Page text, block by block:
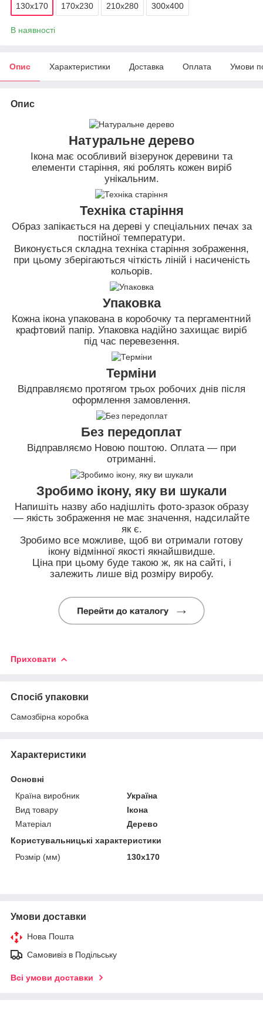
130х170 170х230 210х280 300х400
В наявності
Опис Характеристики Доставка Оплата Умови
Опис
Натуральне дерево
Ікона має особливий візерунок деревини та
елементи старіння, які роблять кожен виріб
унікальним.
Техніка старіння
Образ запікається на дереві у спеціальних печах за
постійної температури.
Виконується складна техніка старіння зображення,
при цьому зберігаються чіткість ліній і насиченість
кольорів.
Упаковка
Кожна ікона упакована в коробочку та пергаментний
крафтовий папір. Упаковка надійно захищає виріб
під час перевезення.
Терміни
Відправляємо протягом трьох робочих днів після
оформлення замовлення.
Без передоплат
Відправляємо Новою поштою. Оплата — при
отриманні.
Зробимо ікону, яку ви шукали
Напишіть назву або надішліть фото-зразок образу
— якість зображення не має значення, надсилайте
як є.
Зробимо все можливе, щоб ви отримали готову
ікону відмінної якості якнайшвидше.
Ціна при цьому буде такою ж, як на сайті, і
залежить лише від розміру виробу.
Приховати
Спосіб упаковки
Самозбірна коробка
Характеристики
Основні
Країна виробник
Україна
Вид товару
Ікона
Матеріал
Дерево
Користувальницькі характеристики
Розмір (мм)
130х170
Умови доставки
Нова Пошта
Самовивіз в Подільську
Всі умови доставки